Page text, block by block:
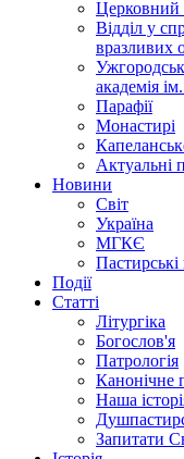
Церковний
Відділ у
вразливих
академія
Парафії
Монастирі
Актуальні
Новини
Світ
Україна
МГКЄ
Події
Статті
Літургіка
Богослов'я
Патрологія
Канонічне
Наша
Запитати